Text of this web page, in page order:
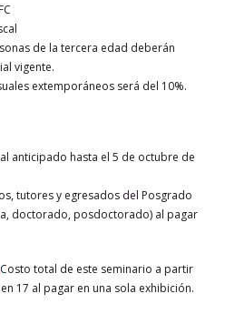
de la tercera edad deberán
vigente.
extemporáneos será del 10%.
anticipado hasta el 5 de octubre de
tutores y egresados del Posgrado
doctorado, posdoctorado) al pagar
Costo total de este seminario a partir
17 al pagar en una sola exhibición.